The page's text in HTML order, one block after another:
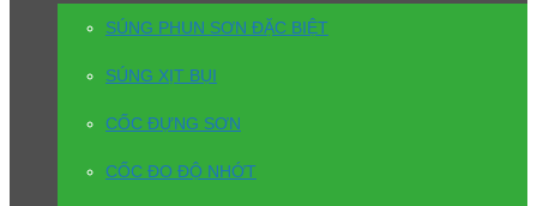
SÚNG PHUN SƠN ĐẶC BIỆT
SÚNG XỊT BỤI
CỐC ĐỰNG SƠN
CỐC ĐO ĐỘ NHỚT